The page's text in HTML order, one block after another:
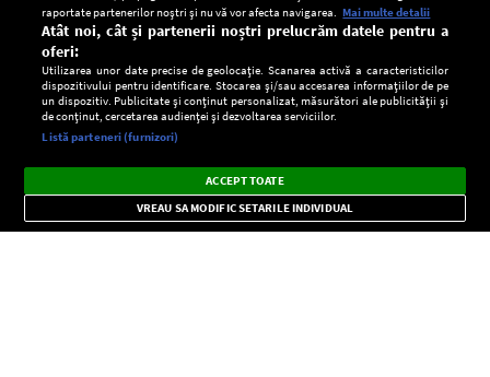
CONFIDENŢIALITATE
Setări:
Dark
Mode
Radio live, podcasturi, știri și alerte
importante.
×
raportate partenerilor noștri și nu vă vor afecta navigarea. Mai multe detalii
Atât noi, cât și partenerii noștri prelucrăm datele pentru a
oferi:
Utilizarea unor date precise de geolocație. Scanarea activă a caracteristicilor
dispozitivului pentru identificare. Stocarea și/sau accesarea informațiilor de pe
un dispozitiv. Publicitate și conținut personalizat, măsurători ale publicității și
de conținut, cercetarea audienței și dezvoltarea serviciilor.
Listă parteneri (furnizori)
ACCEPT TOATE
VREAU SA MODIFIC SETARILE INDIVIDUAL